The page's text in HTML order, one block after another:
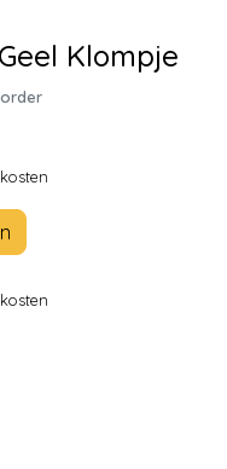
Klompje